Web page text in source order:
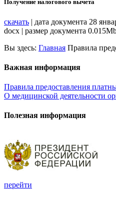
Получение налогового вычета
скачать | дата документа 28
docx | размер документа
Вы здесь: Главная Правила
Важная информация
Правила предоставления
О медицинской деятельности
Полезная информация
перейти